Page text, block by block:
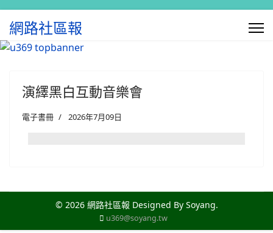
網路社區報
演繹黑白互動音樂會
電子書冊 2026年7月09日
© 2026 網路社區報 Designed By Soyang.
u369@soyang.tw